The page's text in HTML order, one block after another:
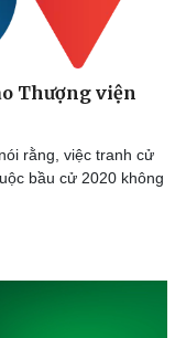
Thượng viện
rằng, việc tranh cử
bầu cử 2020 không